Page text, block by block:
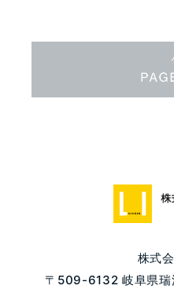
株式
〒509-6132 岐阜県